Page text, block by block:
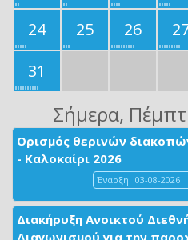
24
25 26
31
Σήμερα,
Ορισμός θερινών
- Καλοκαίρι 2026
Έναρξη: 03-08-2026
Διακήρυξη Ανοικτού